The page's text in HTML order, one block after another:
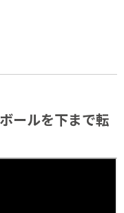
ールを下まで転